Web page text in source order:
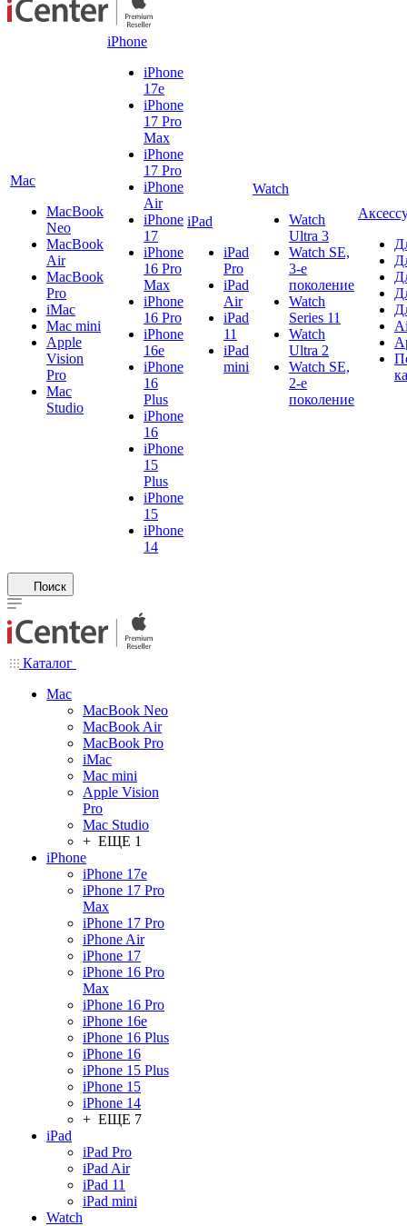
Mac
MacBook
Neo
MacBook
Air
MacBook
Pro
iMac
Mac mini
Apple
Vision
Pro
Mac
Studio
iPhone
iPhone
17e
iPhone
17 Pro
Max
iPhone
17 Pro
iPhone
Air
iPhone
17
iPhone
16 Pro
Max
iPhone
16 Pro
iPhone
16e
iPhone
16
Plus
iPhone
16
iPhone
15
Plus
iPhone
15
iPhone
14
iPad
iPad
Pro
iPad
Air
iPad
11
iPad
mini
Watch
Watch
Ultra 3
Watch SE,
3-е
поколение
Watch
Series 11
Watch
Ultra 2
Watch SE,
2-е
поколение
Поиск
Каталог
Mac
MacBook Neo
MacBook Air
MacBook Pro
iMac
Mac mini
Apple Vision
Pro
Mac Studio
+ ЕЩЕ 1
iPhone
iPhone 17e
iPhone 17 Pro
Max
iPhone 17 Pro
iPhone Air
iPhone 17
iPhone 16 Pro
Max
iPhone 16 Pro
iPhone 16e
iPhone 16 Plus
iPhone 16
iPhone 15 Plus
iPhone 15
iPhone 14
+ ЕЩЕ 7
iPad
iPad Pro
iPad Air
iPad 11
iPad mini
Watch